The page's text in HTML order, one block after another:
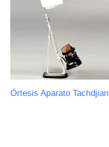
Órtesis Aparato Tachdjian